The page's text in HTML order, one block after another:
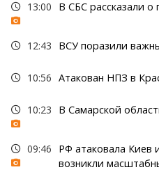
13:00 В СБС рассказали
12:43 ВСУ поразили
10:56 Атакован НПЗ в
10:23 В Самарской
09:46
РФ атаковала Киев
возникли